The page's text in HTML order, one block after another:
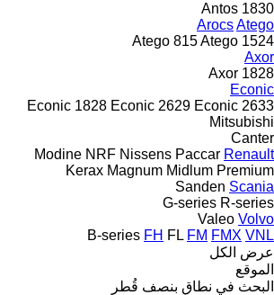
Antos 1830
ArocsAtego
Atego 815Atego 1524
Axor
Axor 1828
Econic
Econic 1828 Econic 2629 Econic 2633
Mitsubishi
Canter
Modine NRF Nissens Paccar Renault
Kerax Magnum Midlum Premium
Sanden Scania
G-series R-series
Valeo Volvo
B-series FH FL FM FMX VNL
عرض الكل
الموقع
البحث في نطاق بنصف قُطر